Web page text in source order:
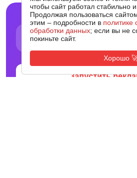
КОНТЕКСТНАЯ РЕКЛАМА
Заявки уже
платите за результат.
Запустить
чтобы сайт работал стабильно
Продолжая пользоваться
этим – подробности в политике
обработки данных; если вы не
покиньте сайт.
Хорошо